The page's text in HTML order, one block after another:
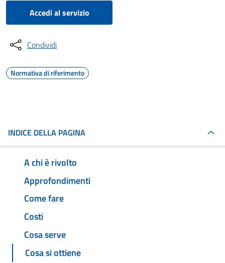
Accedi al servizio
Condividi
Normativa di riferimento
INDICE DELLA PAGINA
A chi è rivolto
Approfondimenti
Come fare
Costi
Cosa serve
Cosa si ottiene